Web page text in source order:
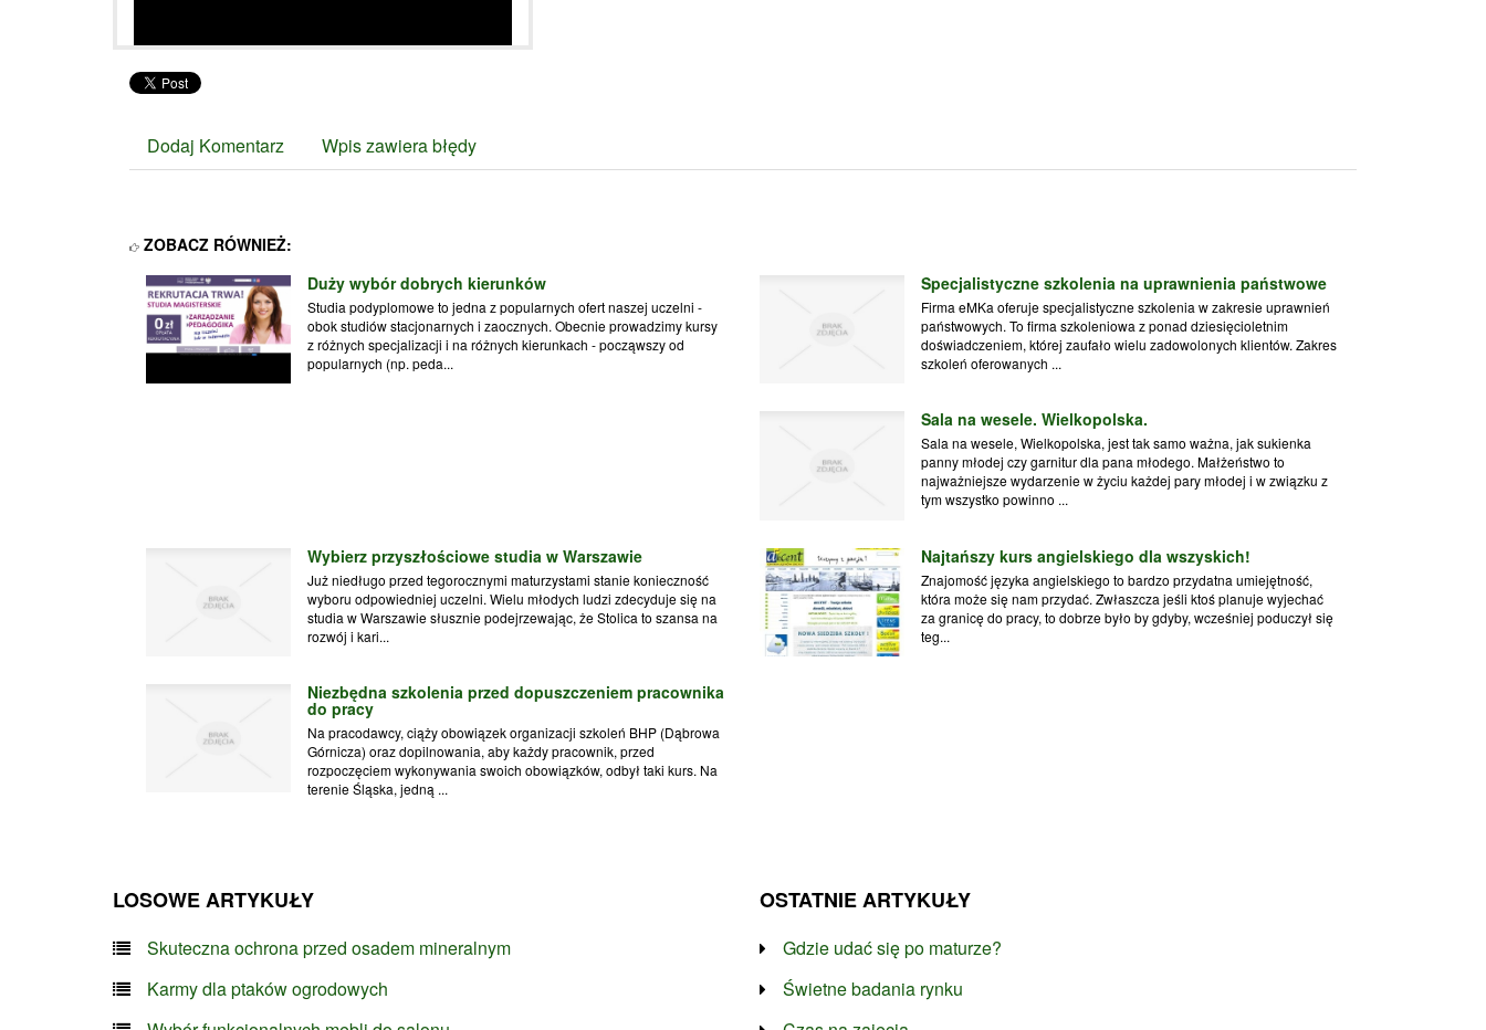
Dodaj Komentarz Wpis zawiera błędy
ZOBACZ RÓWNIEŻ:
Duży wybór dobrych kierunków
Studia podyplomowe to jedna z popularnych ofert naszej uczelni -
obok studiów stacjonarnych i zaocznych. Obecnie prowadzimy kursy
z różnych specjalizacji i na różnych kierunkach - począwszy od
popularnych (np. peda...
Specjalistyczne szkolenia na uprawnienia państwowe
Firma eMKa oferuje specjalistyczne szkolenia w zakresie uprawnień
państwowych. To firma szkoleniowa z ponad dziesięcioletnim
doświadczeniem, której zaufało wielu zadowolonych klientów. Zakres
szkoleń oferowanych ...
Sala na wesele. Wielkopolska.
Sala na wesele, Wielkopolska, jest tak samo ważna, jak sukienka
panny młodej czy garnitur dla pana młodego. Małżeństwo to
najważniejsze wydarzenie w życiu każdej pary młodej i w związku z
tym wszystko powinno ...
Wybierz przyszłościowe studia w Warszawie
Już niedługo przed tegorocznymi maturzystami stanie konieczność
wyboru odpowiedniej uczelni. Wielu młodych ludzi zdecyduje się na
studia w Warszawie słusznie podejrzewając, że Stolica to szansa na
rozwój i kari...
Najtańszy kurs angielskiego dla wszyskich!
Znajomość języka angielskiego to bardzo przydatna umiejętność,
która może się nam przydać. Zwłaszcza jeśli ktoś planuje wyjechać
za granicę do pracy, to dobrze było by gdyby, wcześniej poduczył się
teg...
Niezbędna szkolenia przed dopuszczeniem pracownika
do pracy
Na pracodawcy, ciąży obowiązek organizacji szkoleń BHP (Dąbrowa
Górnicza) oraz dopilnowania, aby każdy pracownik, przed
rozpoczęciem wykonywania swoich obowiązków, odbył taki kurs. Na
terenie Śląska, jedną ...
LOSOWE ARTYKUŁY
Skuteczna ochrona przed osadem mineralnym
Karmy dla ptaków ogrodowych
OSTATNIE ARTYKUŁY
Gdzie udać się po maturze?
Świetne badania rynku